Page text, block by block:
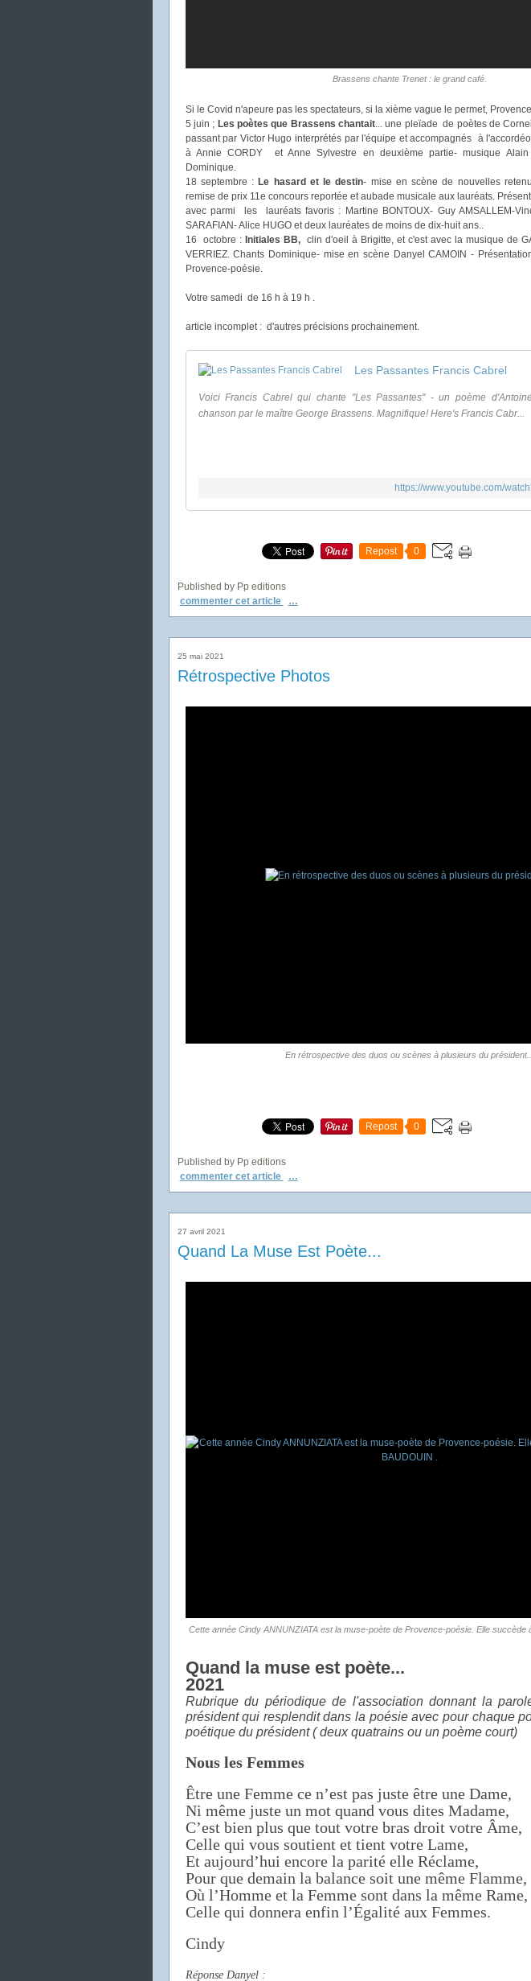
Brassens chante Trenet : le grand café.
Si le Covid n'apeure pas les spectateurs, si la xième vague le permet,
5 juin ; Les poètes que Brassens chantait... une pleïade de poètes de
passant par Victor Hugo interprétés par l'équipe et accompagnés à
à Annie CORDY et Anne Sylvestre en deuxième partie- musique Alain
Dominique.
18 septembre : Le hasard et le destin- mise en scène de nouvelles
remise de prix 11e concours reportée et aubade musicale aux lauréats.
avec parmi les lauréats favoris : Martine BONTOUX- Guy AMSALLEM-
SARAFIAN- Alice HUGO et deux lauréates de moins de dix-huit ans..
16 octobre : Initiales BB,clin d'oeil à Brigitte, et c'est avec la musique de
VERRIEZ. Chants Dominique- mise en scène Danyel CAMOIN -
Provence-poésie.
Votre samedi de 16 h à 19 h .
article incomplet : d'autres précisions prochainement.
Les Passantes Francis Cabrel
Voici Francis Cabrel qui chante "Les Passantes" - un poème
chanson par le maître George Brassens. Magnifique! Here's Francis Cabr...
https://www.youtube.com/
Repost 0
Published by Pp editions
commenter cet article
…
25 mai 2021
Rétrospective Photos
En rétrospective des duos ou scènes à plusieurs du président...
Repost 0
Published by Pp editions
commenter cet article
…
27 avril 2021
Quand La Muse Est Poète...
Cette année Cindy ANNUNZIATA est la muse-poète de Provence-poésie. Elle succède
Quand la muse est poète...
2021
Rubrique du périodique de l'association donnant la
président qui resplendit dans la poésie avec pour chaque
poétique du président ( deux quatrains ou un poème court)
Nous les Femmes
Être une Femme ce n’est pas juste être une Dame,
Ni même juste un mot quand vous dites Madame,
C’est bien plus que tout votre bras droit votre Âme,
Celle qui vous soutient et tient votre Lame,
Et aujourd’hui encore la parité elle Réclame,
Pour que demain la balance soit une même Flamme,
Où l’Homme et la Femme sont dans la même Rame,
Celle qui donnera enfin l’Égalité aux Femmes.
Cindy
Réponse Danyel :